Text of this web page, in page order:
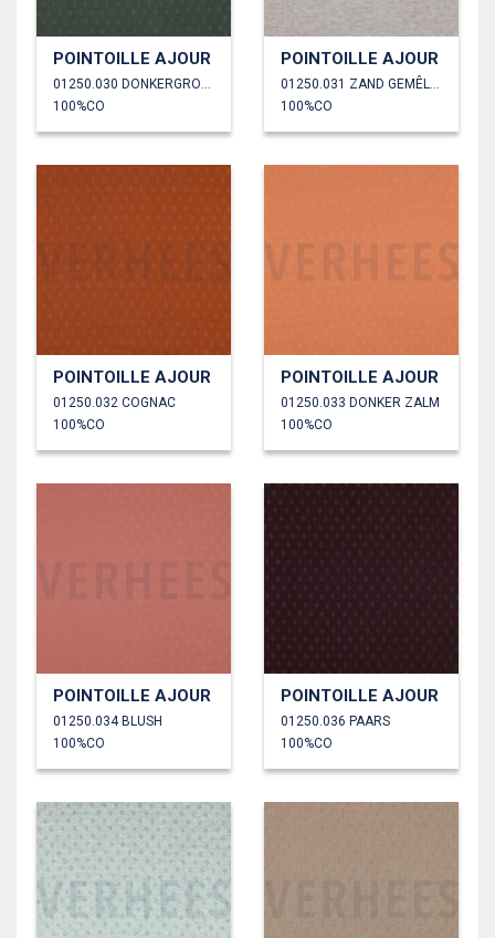
POINTOILLE AJOUR
01250.030 DONKERGROEN
100%CO
POINTOILLE AJOUR
01250.031 ZAND GEMÊLEERD
100%CO
POINTOILLE AJOUR
01250.032 COGNAC
100%CO
POINTOILLE AJOUR
01250.033 DONKER ZALM
100%CO
POINTOILLE AJOUR
01250.034 BLUSH
100%CO
POINTOILLE AJOUR
01250.036 PAARS
100%CO